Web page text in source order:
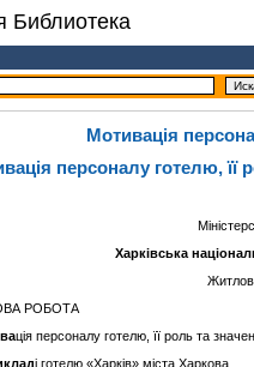
Библиотека
Мотивація
персоналу готелю, її
Харківська
РОБОТА
ція персоналу готелю, її роль та
і готелю «Харків» міста Харкова